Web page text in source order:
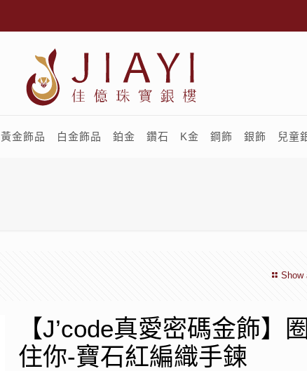
黃金飾品 白金飾品 鉑金 鑽石 K金 鋼飾 銀飾 兒童
Show
【J’code真愛密碼金飾】圈
住你-寶石紅編織手鍊